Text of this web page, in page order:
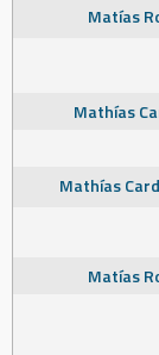
Matías
Mathías
Mathías
Matías